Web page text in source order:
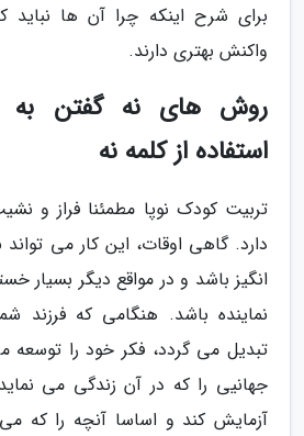
برای شرح اینکه چرا آن ها نباید
واکنش بهتری دارند.
روش های نه گفتن به
استفاده از کلمه نه
تربیت کودک نوپا مطمئنا فراز و
دارد. گاهی اوقات، این کار می
انگیز باشد و در مواقع دیگر بسیار
نماینده باشد. هنگامی که فرزند
تبدیل می گردد، فکر خود را
جهانیی را که در آن زندگی می
آزمایش کند و اساسا آنچه را که